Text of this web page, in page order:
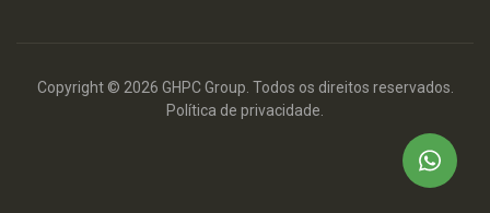
Copyright © 2026 GHPC Group. Todos os direitos reservados.
Política de privacidade.